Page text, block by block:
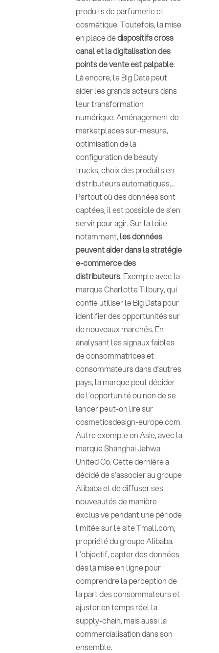
produits de parfumerie et
cosmétique. Toutefois, la mise
en place dedispositifs cross
canal et la digitalisation des
points de vente est palpable.
Là encore, le Big Data peut
aider les grands acteurs dans
leur transformation
numérique. Aménagement de
marketplaces sur-mesure,
optimisation de la
configuration de beauty
trucks, choix des produits en
distributeurs automatiques…
Partout où des données sont
captées, il est possible de s’en
servir pour agir. Sur la toile
notamment,les données
peuvent aider dans la stratégie
e-commerce des
distributeurs. Exemple avec la
marque Charlotte Tilbury, qui
confie utiliser le Big Data pour
identifier des opportunités sur
de nouveaux marchés. En
analysant les signaux faibles
de consommatrices et
consommateurs dans d’autres
pays, la marque peut décider
de l’opportunité ou non de se
lancer peut-on lire sur
cosmeticsdesign-europe.com.
Autre exemple en Asie, avec la
marque Shanghai Jahwa
United Co. Cette dernière a
décidé de s’associer au groupe
Alibaba et de diffuser ses
nouveautés de manière
exclusive pendant une période
limitée sur le site Tmall.com,
propriété du groupe Alibaba.
L’objectif, capter des données
dès la mise en ligne pour
comprendre la perception de
la part des consommateurs et
ajuster en temps réel la
supply-chain, mais aussi la
commercialisation dans son
ensemble.